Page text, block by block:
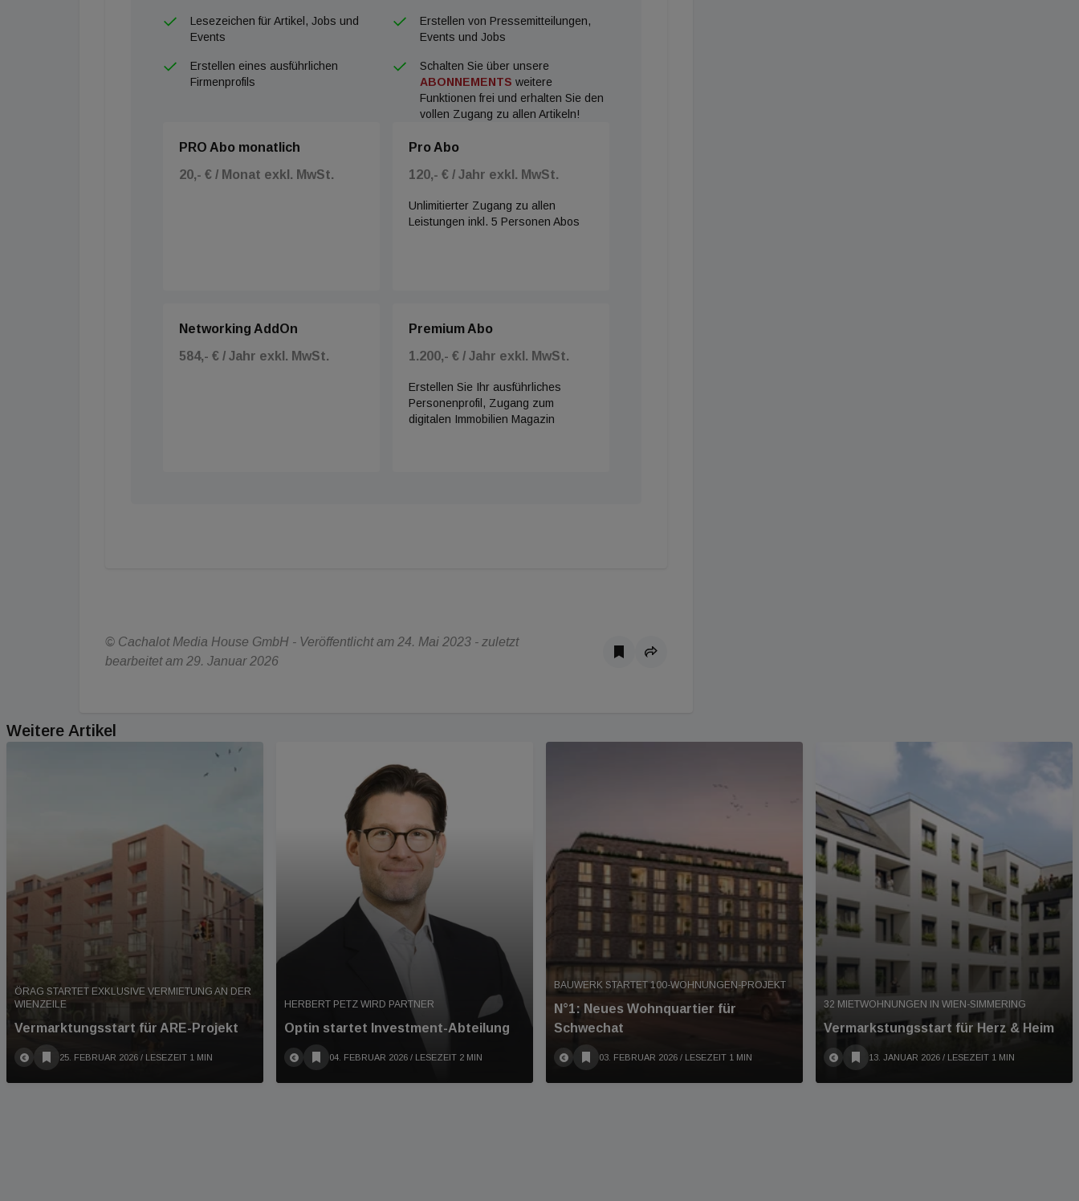
Lesezeichen für Artikel, Jobs und
Events
Erstellen von Pressemitteilungen,
Events und Jobs
Erstellen eines ausführlichen
Firmenprofils
Schalten Sie über unsere
ABONNEMENTS weitere
Funktionen frei und erhalten Sie den
vollen Zugang zu allen Artikeln!
PRO Abo monatlich
20,- € / Monat exkl. MwSt.
Pro Abo
120,- € / Jahr exkl. MwSt.
Unlimitierter Zugang zu allen
Leistungen inkl. 5 Personen Abos
Networking AddOn
584,- € / Jahr exkl. MwSt.
Premium Abo
1.200,- € / Jahr exkl. MwSt.
Erstellen Sie Ihr ausführliches
Personenprofil, Zugang zum
digitalen Immobilien Magazin
© Cachalot Media House GmbH - Veröffentlicht am 24. Mai 2023 - zuletzt
bearbeitet am 29. Januar 2026
Weitere Artikel
ÖRAG STARTET EXKLUSIVE VERMIETUNG AN DER
WIENZEILE
Vermarktungsstart für ARE-Projekt
25. FEBRUAR 2026 / LESEZEIT 1 MIN
HERBERT PETZ WIRD PARTNER
Optin startet Investment-Abteilung
04. FEBRUAR 2026 / LESEZEIT 2 MIN
BAUWERK STARTET 100-WOHNUNGEN-PROJEKT
N°1: Neues Wohnquartier für
Schwechat
03. FEBRUAR 2026 / LESEZEIT 1 MIN
32 MIETWOHNUNGEN IN WIEN-SIMMERING
Vermarkstungsstart für Herz & Heim
13. JANUAR 2026 / LESEZEIT 1 MIN